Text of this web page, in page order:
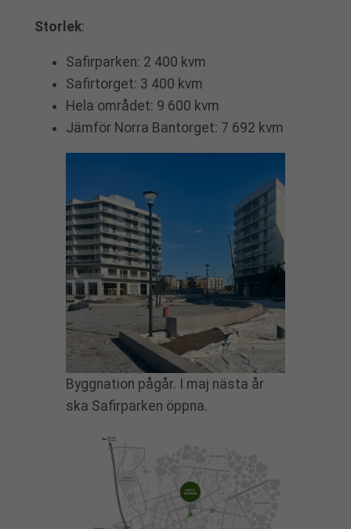
Storlek:
Safirparken: 2 400 kvm
Safirtorget: 3 400 kvm
Hela området: 9 600 kvm
Jämför Norra Bantorget: 7 692 kvm
Byggnation pågår. I maj nästa år
ska Safirparken öppna.